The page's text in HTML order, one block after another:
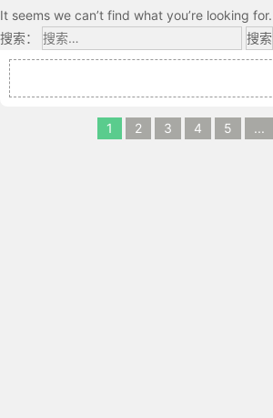
It seems we can’t find what you’re looking
搜索：
1 2 3 4 5 ...